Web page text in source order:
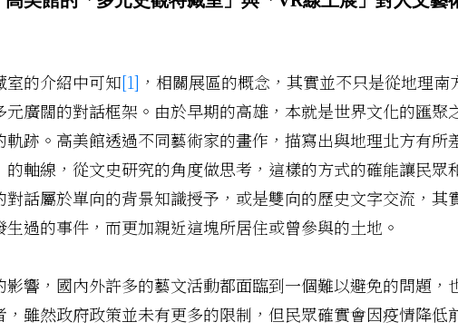
室的介紹中可知[1] ，相關展區的概念，其實並不只是從地理
廣闊的對話框架。由於早期的高雄，本就是世界文化的匯
跡。高美館透過不同藝術家的畫作，描寫出與地理北方有
軸線，從文史研究的角度做思考，這樣的方式的確能讓民
話屬於單向的背景知識授予，或是雙向的歷史文字交流，
過的事件，而更加親近這塊所居住或曾參與的土地。
響，國內外許多的藝文活動都面臨到一個難以避免的問題
雖然政府政策並未有更多的限制，但民眾確實會因疫情降